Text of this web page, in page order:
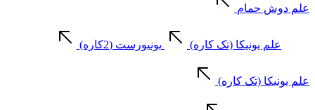
علم دوش حمام
علم یونیکا (تک کاره) یونیورست (2کاره)
علم یونیکا (تک کاره)